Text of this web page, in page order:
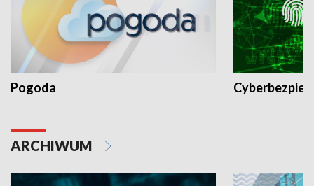
Pogoda
ARCHIWUM